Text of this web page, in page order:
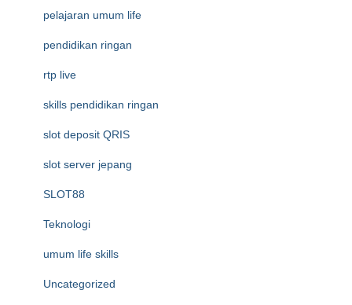
pelajaran umum life
pendidikan ringan
rtp live
skills pendidikan ringan
slot deposit QRIS
slot server jepang
SLOT88
Teknologi
umum life skills
Uncategorized